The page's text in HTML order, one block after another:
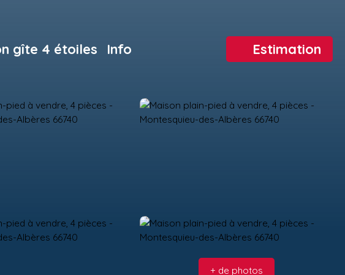
gîte 4 étoiles Info Estimation
+ de photos